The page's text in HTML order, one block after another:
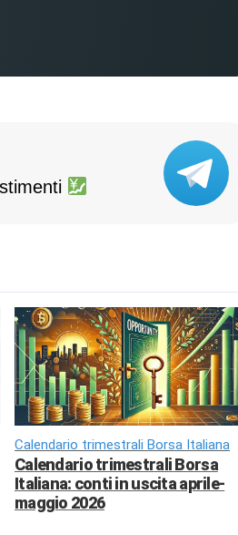
Calendario trimestrali Borsa Italiana
Calendario trimestrali Borsa
Italiana: conti in uscita aprile-
maggio 2026